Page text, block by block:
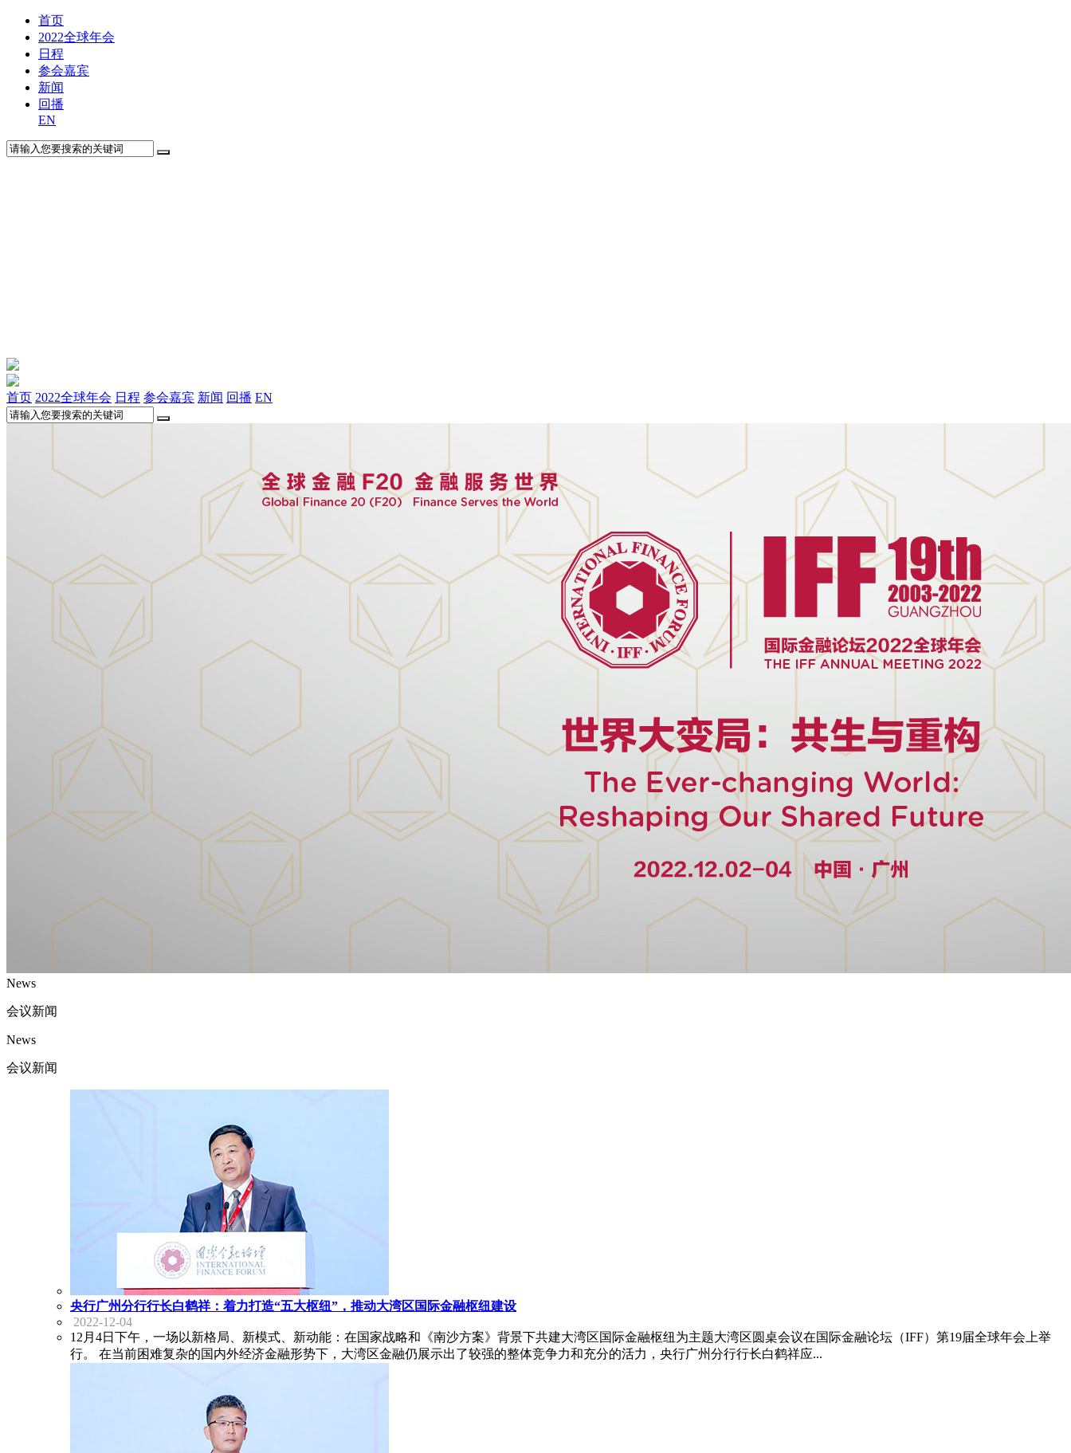
首页
2022全球年会
日程
参会嘉宾
新闻
回播
EN
首页 2022全球年会 日程 参会嘉宾 新闻 回播 EN
News
会议新闻
News
会议新闻
央行广州分行行长白鹤祥：着力打造“五大枢纽”，推动大湾区国际金融枢纽建设
2022-12-04
12月4日下午，一场以新格局、新模式、新动能：在国家战略和《南沙方案》背景下共建大湾区国际金融枢纽为主题大湾区圆桌会议在国际金融论坛（IFF）第19届全球年会上举
行。 在当前困难复杂的国内外经济金融形势下，大湾区金融仍展示出了较强的整体竞争力和充分的活力，央行广州分行行长白鹤祥应...